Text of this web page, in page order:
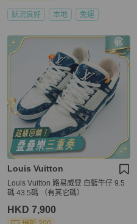
狀況良好 本地 免運
Louis Vuitton
Louis Vuitton 路易威登 白藍牛仔 9.5
碼 43.5碼 （有其它碼）
HKD 7,900